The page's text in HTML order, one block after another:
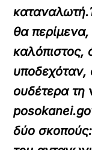
θα
καλόπιστος,
υποδεχόταν,
ουδέτερα τη
δύο